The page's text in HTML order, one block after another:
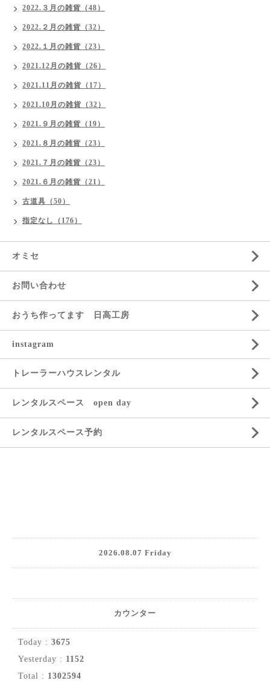
2022.３月の雑貨（48）
2022.２月の雑貨（32）
2022.１月の雑貨（23）
2021.12月の雑貨（26）
2021.11月の雑貨（17）
2021.10月の雑貨（32）
2021.９月の雑貨（19）
2021.８月の雑貨（23）
2021.７月の雑貨（23）
2021.６月の雑貨（21）
古道具（50）
指定なし（176）
オミセ
お問い合わせ
おうち作ってます 日高工房
instagram
トレーラーハウスレンタル
レンタルスペース open day
レンタルスペース予約
2026.08.07 Friday
カウンター
Today : 3675
Yesterday : 1152
Total : 1302594